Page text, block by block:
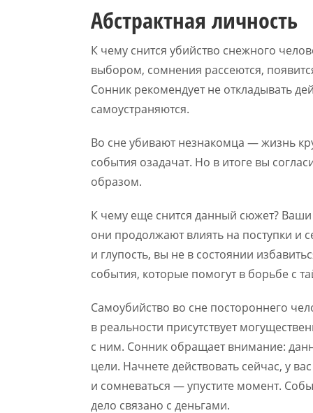
Абстрактная личность
К чему снится убийство снежного
выбором, сомнения рассеются,
Сонник рекомендует не откладывать
самоустраняются.
Во сне убивают незнакомца — жизнь
события озадачат. Но в итоге вы
образом.
К чему еще снится данный сюжет?
они продолжают влиять на поступки и
и глупость, вы не в состоянии
события, которые помогут в борьбе с
Самоубийство во сне постороннего
в реальности присутствует
с ним. Сонник обращает внимание:
цели. Начнете действовать сейчас, у
и сомневаться — упустите момент.
дело связано с деньгами.